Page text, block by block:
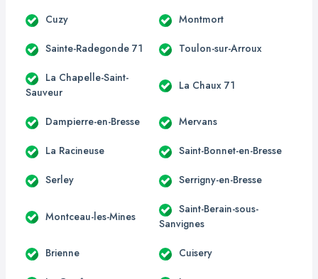
Cuzy Montmort
Sainte-Radegonde 71 Toulon-sur-Arroux
La Chapelle-Saint-
Sauveur
La Chaux 71
Dampierre-en-Bresse Mervans
La Racineuse Saint-Bonnet-en-Bresse
Serley Serrigny-en-Bresse
Montceau-les-Mines
Saint-Berain-sous-
Sanvignes
Brienne Cuisery